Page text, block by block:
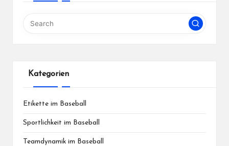
Kategorien
Etikette im Baseball
Sportlichkeit im Baseball
Teamdynamik im Baseball